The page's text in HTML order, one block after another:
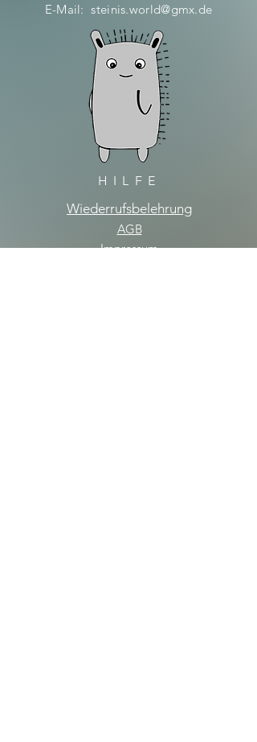
E-Mail:steinis.world@gmx.de
HILFE
Wiederrufsbelehrung
AGB
Impressum